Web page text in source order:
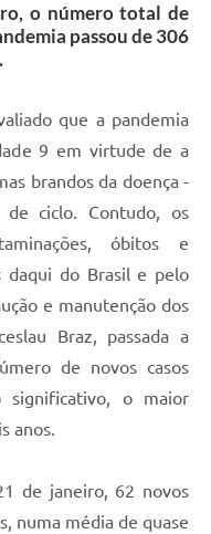
o número total de
passou de 306
que a pandemia
9 em virtude de a
brandos da doença -
ciclo. Contudo, os
óbitos e
daqui do Brasil e pelo
e manutenção dos
Braz, passada a
de novos casos
significativo, o maior
anos.
de janeiro, 62 novos
numa média de quase